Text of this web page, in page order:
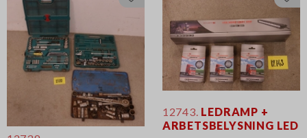
12743. LEDRAMP +
ARBETSBELYSNING LED